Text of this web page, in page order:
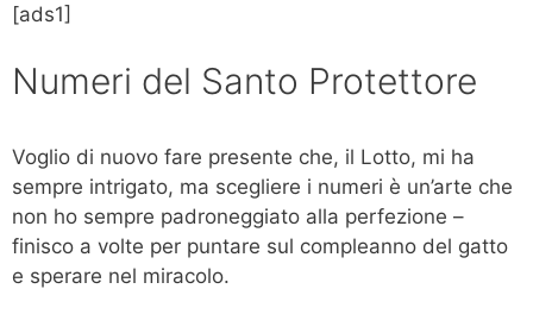
[ads1]
Numeri del Santo Protettore
Voglio di nuovo fare presente che, il Lotto, mi ha
sempre intrigato, ma scegliere i numeri è un’arte che
non ho sempre padroneggiato alla perfezione –
finisco a volte per puntare sul compleanno del gatto
e sperare nel miracolo.